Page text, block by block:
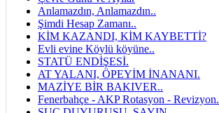
Anlamazdın, Anlamazdın..
Şimdi Hesap Zamanı..
KİM KAZANDI, KİM KAYBETTİ?
Evli evine Köylü köyüne..
STATÜ ENDİŞESİ.
AT YALANI, ÖPEYİM İNANANI.
MAZİYE BİR BAKIVER..
Fenerbahçe - AKP Rotasyon - Revizyon.